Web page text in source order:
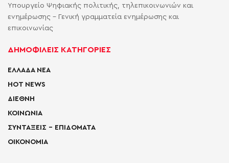
Υπουργείο Ψηφιακής πολιτικής, τηλεπικοινωνιών και
ενημέρωσης - Γενική γραμματεία ενημέρωσης και
επικοινωνίας
ΔΗΜΟΦΙΛΕΙΣ ΚΑΤΗΓΟΡΙΕΣ
ΕΛΛΑΔΑ ΝΕΑ
HOT NEWS
ΔΙΕΘΝΗ
ΚΟΙΝΩΝΙΑ
ΣΥΝΤΑΞΕΙΣ – ΕΠΙΔΟΜΑΤΑ
ΟΙΚΟΝΟΜΙΑ